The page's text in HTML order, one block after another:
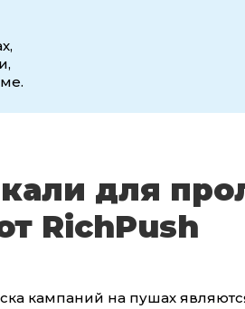
для
RichPush
кампаний на пушах